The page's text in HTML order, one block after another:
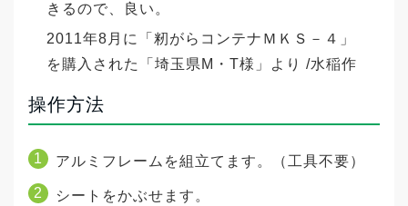
きるので、良い。
2011年8月に「籾がらコンテナＭＫＳ－４」
を購入された「埼玉県M・T様」より /水稲作
操作方法
アルミフレームを組立てます。（工具不要）
シートをかぶせます。